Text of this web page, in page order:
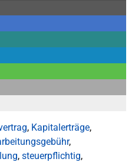
, Kapitalerträge,
,
, steuerpflichtig,